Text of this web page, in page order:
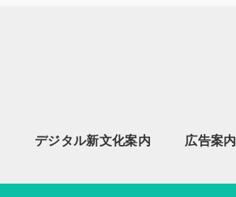
デジタル新文化案内 広告案内